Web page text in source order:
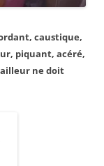
caustique,
piquant, acéré,
ne doit